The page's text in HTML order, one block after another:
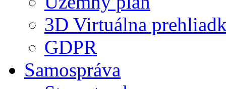
3D Virtuálna
GDPR
Samospráva